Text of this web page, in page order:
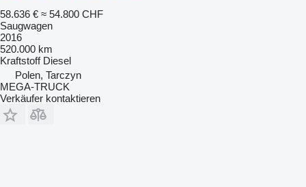
58.636 € ≈ 54.800 CHF
Saugwagen
2016
520.000 km
Kraftstoff Diesel
Polen, Tarczyn
MEGA-TRUCK
Verkäufer kontaktieren